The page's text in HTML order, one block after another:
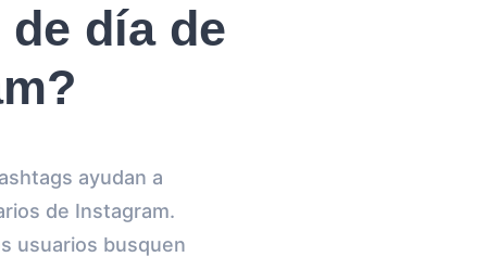
día de
ayudan a
de Instagram.
usuarios busquen